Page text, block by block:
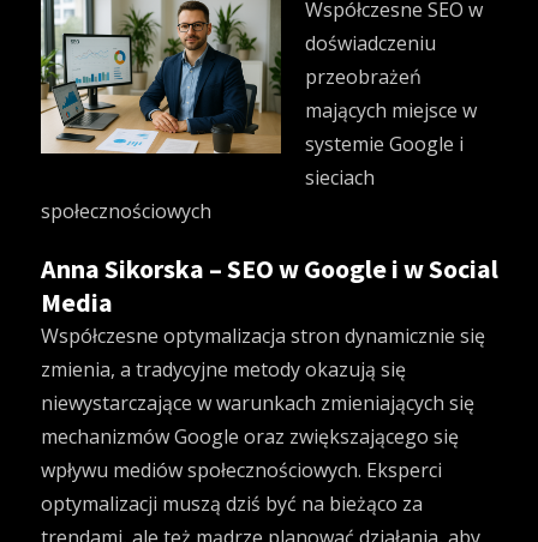
Współczesne SEO w
doświadczeniu
przeobrażeń
mających miejsce w
systemie Google i
sieciach
społecznościowych
Anna Sikorska – SEO w Google i w Social
Media
Współczesne optymalizacja stron dynamicznie się
zmienia, a tradycyjne metody okazują się
niewystarczające w warunkach zmieniających się
mechanizmów Google oraz zwiększającego się
wpływu mediów społecznościowych. Eksperci
optymalizacji muszą dziś być na bieżąco za